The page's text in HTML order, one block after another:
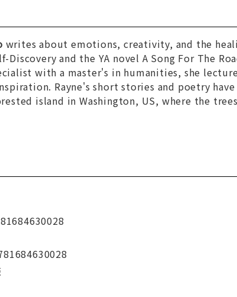
writes about emotions, creativity, and the
Discovery and the YA novel A Song For The
with a master's in humanities, she
Rayne's short stories and poetry
island in Washington, US, where the